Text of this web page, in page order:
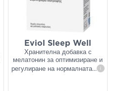
Eviol Sleep Well
Хранителна добавка с
мелатонин за оптимизиране и
регулиране на нормалната... i